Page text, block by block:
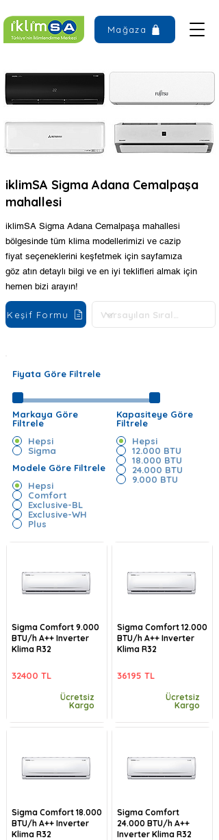
Mağaza
iklimSA Sigma Adana Cemalpaşa
mahallesi
iklimSA Sigma Adana Cemalpaşa mahallesi
bölgesinde tüm klima modellerimizi ve cazip
fiyat seçeneklerini keşfetmek için sayfamıza
göz atın detaylı bilgi ve en iyi teklifleri almak için
hemen bizi arayın!
Keşif Formu
Fiyata Göre Filtrele
Markaya Göre
Filtrele
Hepsi
Sigma
Modele Göre Filtrele
Hepsi
Comfort
Exclusive-BL
Exclusive-WH
Plus
Kapasiteye Göre
Filtrele
Hepsi
12.000 BTU
18.000 BTU
24.000 BTU
9.000 BTU
Sigma Comfort 9.000
BTU/h A++ Inverter
Klima R32
32400 TL
Ücretsiz
Kargo
Sigma Comfort 18.000
BTU/h A++ Inverter
Klima R32
Sigma Comfort 12.000
BTU/h A++ Inverter
Klima R32
36195 TL
Ücretsiz
Kargo
Sigma Comfort
24.000 BTU/h A++
Inverter Klima R32